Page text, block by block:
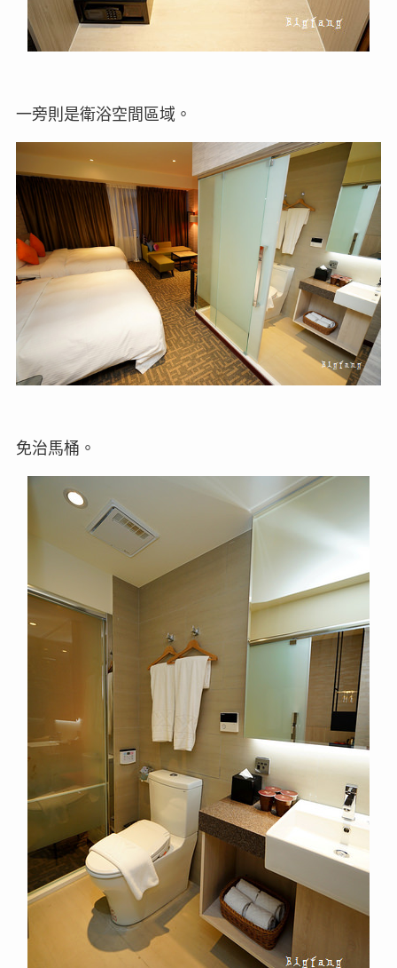
一旁則是衛浴空間區域。
免治馬桶。